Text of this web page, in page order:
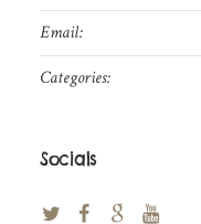
Email:
Categories:
Socials